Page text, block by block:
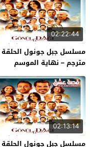
02:22:44
مترجم – نهاية الموسم
02:13:14